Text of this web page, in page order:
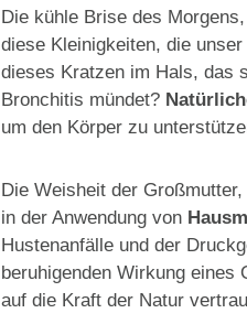
Die kühle Brise des
diese Kleinigkeiten, die
dieses Kratzen im Hals, das
Bronchitis mündet?
um den Körper zu
Die Weisheit der
in der Anwendung von
Hustenanfälle und der
beruhigenden Wirkung eines
auf die Kraft der Natur